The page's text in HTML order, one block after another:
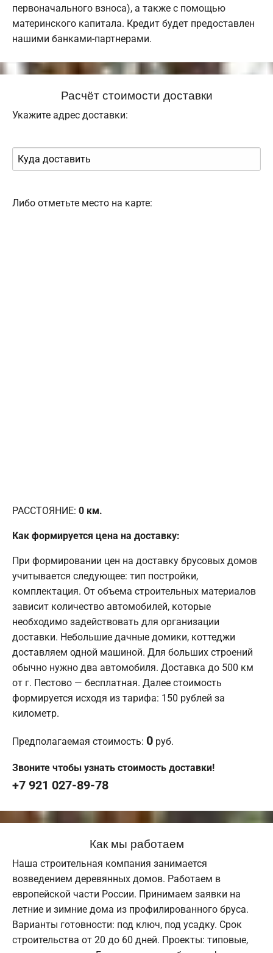
первоначального взноса), а также с помощью
материнского капитала. Кредит будет предоставлен
нашими банками-партнерами.
Расчёт стоимости доставки
Укажите адрес доставки:
Либо отметьте место на карте:
РАССТОЯНИЕ: 0 км.
Как формируется цена на доставку:
При формировании цен на доставку брусовых домов
учитывается следующее: тип постройки,
комплектация. От объема строительных материалов
зависит количество автомобилей, которые
необходимо задействовать для организации
доставки. Небольшие дачные домики, коттеджи
доставляем одной машиной. Для больших строений
обычно нужно два автомобиля. Доставка до 500 км
от г. Пестово — бесплатная. Далее стоимость
формируется исходя из тарифа: 150 рублей за
километр.
Предполагаемая стоимость: 0 руб.
Звоните чтобы узнать стоимость доставки!
+7 921 027-89-78
Как мы работаем
Наша строительная компания занимается
возведением деревянных домов. Работаем в
европейской части России. Принимаем заявки на
летние и зимние дома из профилированного бруса.
Варианты готовности: под ключ, под усадку. Срок
строительства от 20 до 60 дней. Проекты: типовые,